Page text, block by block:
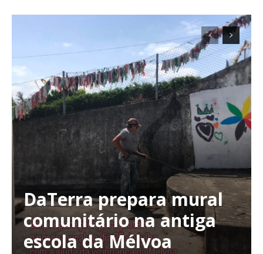
Planos de Assinatura
Faça-se assinante do Região de Cister e ajude-nos a manter este serviço
público!
DaTerra prepara mural
comunitário na antiga
escola da Mélvoa